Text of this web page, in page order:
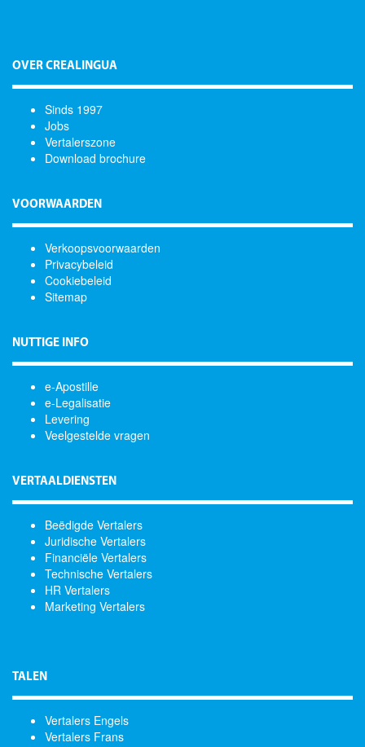
OVER CREALINGUA
Sinds 1997
Jobs
Vertalerszone
Download brochure
VOORWAARDEN
Verkoopsvoorwaarden
Privacybeleid
Cookiebeleid
Sitemap
NUTTIGE INFO
e-Apostille
e-Legalisatie
Levering
Veelgestelde vragen
VERTAALDIENSTEN
Beëdigde Vertalers
Juridische Vertalers
Financiële Vertalers
Technische Vertalers
HR Vertalers
Marketing Vertalers
TALEN
Vertalers Engels
Vertalers Frans